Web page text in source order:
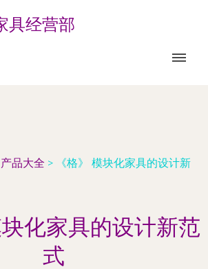
具经营部
产品大全 >
《格》 模块化家具的设计新
块化家具的设计新范
式